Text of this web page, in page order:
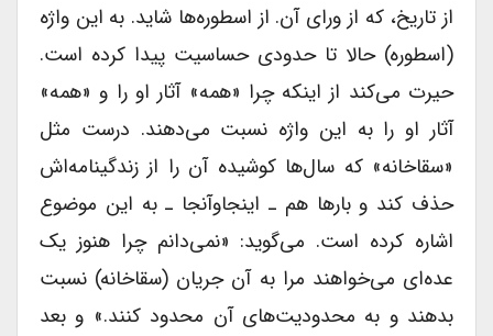
از تاریخ، که از وراى آن. از اسطوره‌ها شاید. به این واژه
(اسطوره) حالا تا حدودی حساسیت پیدا کرده است.
حیرت می‌کند از اینکه چرا «همه» آثار او را و «همه»
آثار او را به این واژه نسبت می‌دهند. درست مثل
«سقاخانه» که سال‌ها کوشیده آن را از زندگینامه‌اش
حذف کند و بارها هم ـ اینجاوآنجا ـ به این موضوع
اشاره کرده است. می‌گوید: «نمی‌دانم چرا هنوز یک
عده‌ای می‌خواهند مرا به آن جریان (سقاخانه) نسبت
بدهند و به محدودیت‌های آن محدود کنند.» و بعد